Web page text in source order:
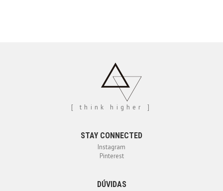
[ think higher ]
STAY CONNECTED
Instagram
Pinterest
DÚVIDAS